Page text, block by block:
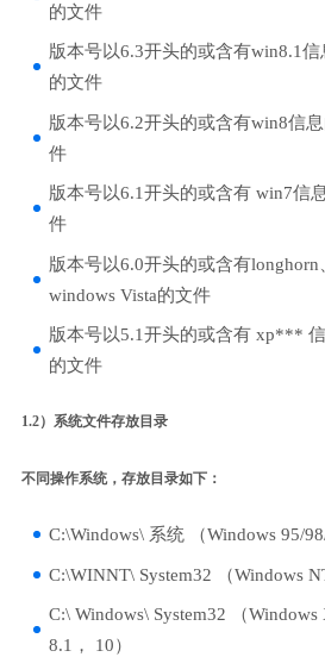
的文件
版本号以6.3开头的或含有win8.1
的文件
版本号以6.2开头的或含有win8信
件
版本号以6.1开头的或含有 win7信
件
版本号以6.0开头的或含有longhorn
windows Vista的文件
版本号以5.1开头的或含有 xp***
的文件
1.2）系统文件存放目录
不同操作系统，存放目录如下：
C:\Windows\ 系统 （Windows 95/98/
C:\WINNT\ System32 （Windows
C:\ Windows\ System32 （Windows
8.1， 10）